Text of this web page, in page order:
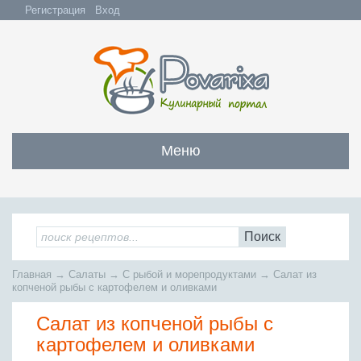
Регистрация Вход
Меню
Закуски
Все закуски
Бутерброды и сэндвичи
С мясом и субпродуктами
С рыбой и морепродуктами
Овощные и грибные
Заливные блюда
Салаты
Все салаты
Салаты с мясом
Овощные салаты
Супы
Все супы
Бульоны
Заправочные супы
Мясо
Всё мясо
Жареное мясо
Рыба
Поиск
Главная → Салаты → С рыбой и морепродуктами → Салат из
копченой рыбы с картофелем и оливками
Салат из копченой рыбы с
картофелем и оливками